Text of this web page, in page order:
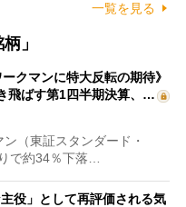
一覧を見る
」
クマンに特大反転の期待》
飛ばす第1四半期決算、…
（東証スタンダード・
で約34％下落…
役」として再評価される気